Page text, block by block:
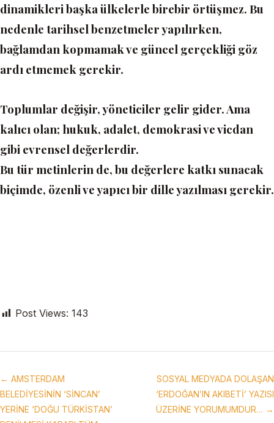
dinamikleri başka ülkelerle birebir örtüşmez. Bu
nedenle tarihsel benzetmeler yapılırken,
bağlamdan kopmamak ve güncel gerçekliği göz
ardı etmemek gerekir.
Toplumlar değişir, yöneticiler gelir gider. Ama
kalıcı olan; hukuk, adalet, demokrasi ve vicdan
gibi evrensel değerlerdir.
Bu tür metinlerin de, bu değerlere katkı sunacak
biçimde, özenli ve yapıcı bir dille yazılması gerekir.
Post Views: 143
← AMSTERDAM
BELEDİYESİNİN ‘SİNCAN’
YERİNE ‘DOĞU TÜRKİSTAN’
SOSYAL MEDYADA DOLAŞAN
‘ERDOĞAN’IN AKIBETİ’ YAZISI
ÜZERİNE YORUMUMDUR… →